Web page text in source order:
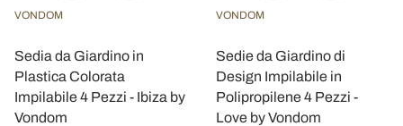
VONDOM
Sedia da Giardino in
Plastica Colorata
Impilabile 4 Pezzi - Ibiza by
Vondom
VONDOM
Sedie da Giardino di
Design Impilabile in
Polipropilene 4 Pezzi -
Love by Vondom